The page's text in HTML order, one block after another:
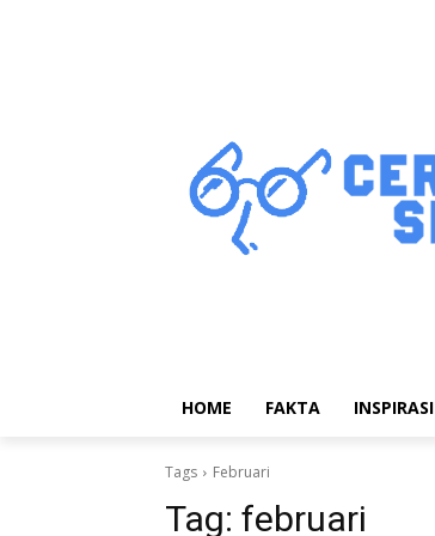
HOME FAKTA INSPIRASI
Tags Februari
Tag: februari